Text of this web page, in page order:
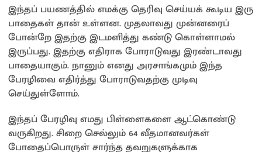
இந்தப் பயணத்தில் எமக்கு தெரிவு செய்யக் கூடிய இரு
பாதைகள் தான் உள்ளன. முதலாவது முன்னரைப்
போன்றே இதற்கு இடமளித்து கண்டு கொள்ளாமல்
இருப்பது. இதற்கு எதிராக போராடுவது இரண்டாவது
பாதையாகும். நானும் எனது அரசாங்கமும் இந்த
பேரழிவை எதிர்த்து போராடுவதற்கு முடிவு
செய்துள்ளோம்.
இந்தப் பேரழிவு எமது பிள்ளைகளை ஆட்கொண்டு
வருகிறது. சிறை செல்லும் 64 வீதமானவர்கள்
போதைப்பொருள் சார்ந்த தவறுகளுக்காக